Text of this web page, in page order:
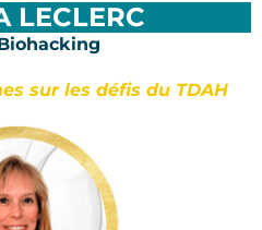
LECLERC
sur les défis du TDAH